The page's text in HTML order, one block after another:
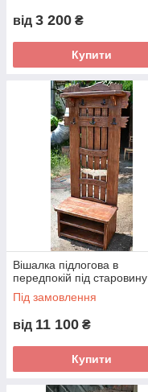
від 3 200 ₴
Купити
Вішалка підлогова в
передпокій під старовину
Під замовлення
від 11 100 ₴
Купити